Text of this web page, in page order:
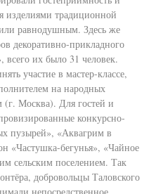
изделиями традиционной
равнодушным. Здесь же
декоративно-прикладного
всего их было 31 человек.
участие в мастер-классе,
на народных
Москва). Для гостей и
конкурсно-
пузырей», «Аквагрим в
«Частушка-бегунья», «Чайное
сельским поселением. Так
добровольцы Таловского
непосредственное